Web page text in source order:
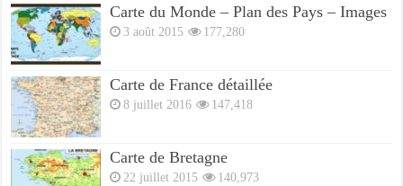
Carte du Monde – Plan des Pays – Images
3 août 2015 177,280
Carte de France détaillée
8 juillet 2016 147,418
Carte de Bretagne
22 juillet 2015 140,973